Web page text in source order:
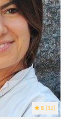
5 (32)